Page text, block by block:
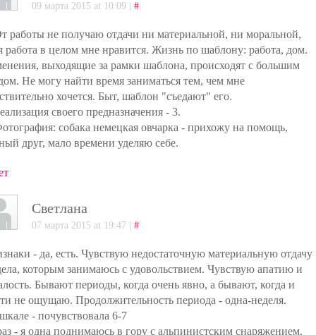
09 марта 2015 at 10:09 | #
работы не получаю отдачи ни материальной, ни моральной,
работа в целом мне нравится. Жизнь по шаблону: работа, дом.
выходящие за рамки шаблона, происходят с большим
Не могу найти время заниматься тем, чем мне
хочется. Быт, шаблон "съедают" его.
своего предназначения - 3.
собака немецкая овчарка - прихожу на помощь,
друг, мало времени уделяю себе.
Светлана
07 марта 2015 at 19:47 | #
- да, есть. Чувствую недостаточную материальную отдачу
которым занимаюсь с удовольствием. Чувствую апатию и
Бывают периоды, когда очень явно, а бывают, когда и
не ощущаю. Продолжительность периода - одна-неделя.
- почувствовала 6-7
- я одна поднимаюсь в гору с альпинистским снаряжением.